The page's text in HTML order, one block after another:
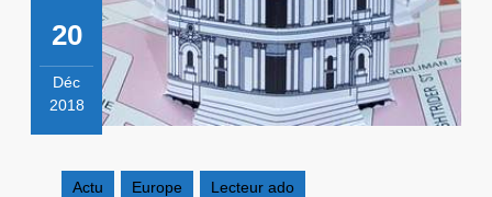
20
Déc
2018
2018
Actu
Europe Lecteur ado